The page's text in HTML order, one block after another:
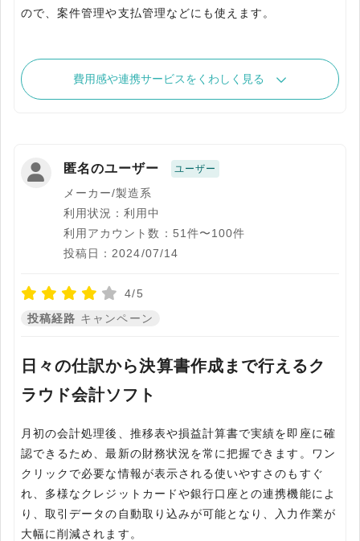
ので、案件管理や支払管理などにも使えます。
費用感や連携サービスをくわしく見る
匿名のユーザー ユーザー
メーカー/製造系
利用状況：利用中
利用アカウント数：51件〜100件
投稿日：2024/07/14
4/5
投稿経路 キャンペーン
日々の仕訳から決算書作成まで行えるク
ラウド会計ソフト
月初の会計処理後、推移表や損益計算書で実績を即座に確
認できるため、最新の財務状況を常に把握できます。ワン
クリックで必要な情報が表示される使いやすさのもすぐ
れ、多様なクレジットカードや銀行口座との連携機能によ
り、取引データの自動取り込みが可能となり、入力作業が
大幅に削減されます。